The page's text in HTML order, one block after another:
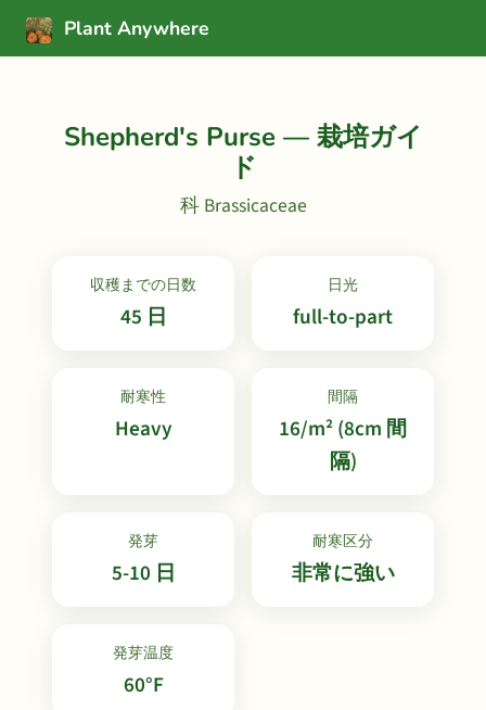
Plant Anywhere
Shepherd's Purse — 栽培ガイ
ド
科 Brassicaceae
収穫までの日数
45 日
日光
full-to-part
耐寒性
Heavy
間隔
16/m² (8cm 間
隔)
発芽
5-10 日
耐寒区分
非常に強い
発芽温度
60°F